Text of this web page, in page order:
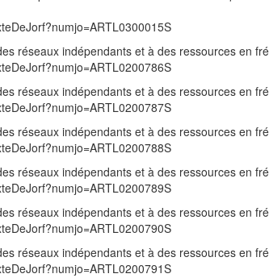
réseaux indépendants et à des ressources en
réseaux indépendants et à des ressources en
réseaux indépendants et à des ressources en
réseaux indépendants et à des ressources en
réseaux indépendants et à des ressources en
réseaux indépendants et à des ressources en